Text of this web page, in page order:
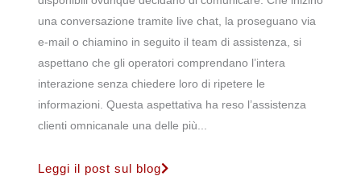
una conversazione tramite live chat, la proseguano via
e-mail o chiamino in seguito il team di assistenza, si
aspettano che gli operatori comprendano l’intera
interazione senza chiedere loro di ripetere le
informazioni. Questa aspettativa ha reso l’assistenza
clienti omnicanale una delle più...
Leggi il post sul blog